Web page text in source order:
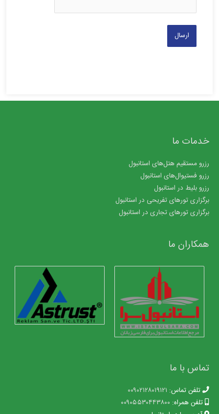
خدمات ما
رزرو مستقیم هتل‌های استانبول
رزرو فستیوال‌های استانبول
رزرو بلیط در استانبول
برگزاری تورهای تفریحی در استانبول
برگزاری تورهای تجاری در استانبول
همکاران ما
تماس با ما
تلفن تماس: ۰۰۹۰۲۱۲۸۰۱۹۱۲۱
تلفن همراه: ۰۰۹۰۵۵۳۰۴۴۳۸۰۰